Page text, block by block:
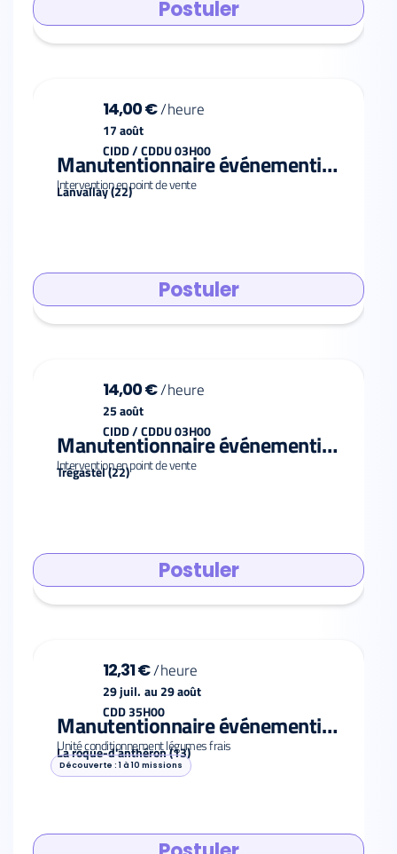
Postuler
14,00 €/heure
17 août
CIDD / CDDU 03H00
Manutentionnaire événementiel F/H
Intervention en point de vente
Lanvallay (22)
Postuler
14,00 €/heure
25 août
CIDD / CDDU 03H00
Manutentionnaire événementiel F/H
Intervention en point de vente
Trégastel (22)
Postuler
12,31 €/heure
29 juil. au29 août
CDD 35H00
Manutentionnaire événementiel F/H
Unité conditionnement légumes frais
La roque-d'anthéron (13)
Découverte : 1 à 10 missions